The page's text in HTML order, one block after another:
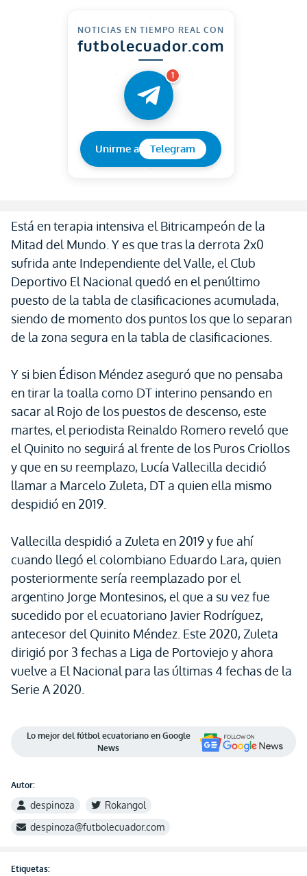
NOTICIAS EN TIEMPO REAL CON
futbolecuador.com
1
Unirme a Telegram
Está en terapia intensiva el Bitricampeón de la
Mitad del Mundo. Y es que tras la derrota 2x0
sufrida ante Independiente del Valle, el Club
Deportivo El Nacional quedó en el penúltimo
puesto de la tabla de clasificaciones acumulada,
siendo de momento dos puntos los que lo separan
de la zona segura en la tabla de clasificaciones.
Y si bien Édison Méndez aseguró que no pensaba
en tirar la toalla como DT interino pensando en
sacar al Rojo de los puestos de descenso, este
martes, el periodista Reinaldo Romero reveló que
el Quinito no seguirá al frente de los Puros Criollos
y que en su reemplazo, Lucía Vallecilla decidió
llamar a Marcelo Zuleta, DT a quien ella mismo
despidió en 2019.
Vallecilla despidió a Zuleta en 2019 y fue ahí
cuando llegó el colombiano Eduardo Lara, quien
posteriormente sería reemplazado por el
argentino Jorge Montesinos, el que a su vez fue
sucedido por el ecuatoriano Javier Rodríguez,
antecesor del Quinito Méndez. Este 2020, Zuleta
dirigió por 3 fechas a Liga de Portoviejo y ahora
vuelve a El Nacional para las últimas 4 fechas de la
Serie A 2020.
Lo mejor del fútbol ecuatoriano en Google
News
Autor:
despinoza
Rokangol
despinoza@futbolecuador.com
Etiquetas: